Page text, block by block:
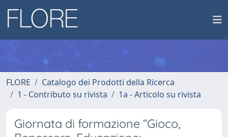
FLORE
Catalogo dei Prodotti della Ricerca
1 - Contributo su rivista
1a - Articolo su rivista
Giornata di formazione “Gioco,